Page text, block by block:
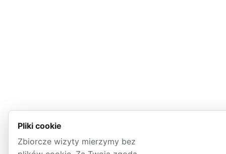
Pliki cookie
Zbiorcze wizyty mierzymy bez